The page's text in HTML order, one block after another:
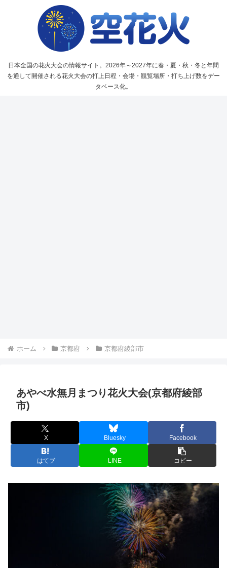
日本全国の花火大会の情報サイト。2026年～2027年に春・夏・秋・冬と年間
を通して開催される花火大会の打上日程・会場・観覧場所・打ち上げ数をデー
タベース化。
ホーム 京都府 京都府綾部市
あやべ水無月まつり花火大会(京都府綾部
市)
X Bluesky Facebook
はてブ LINE コピー